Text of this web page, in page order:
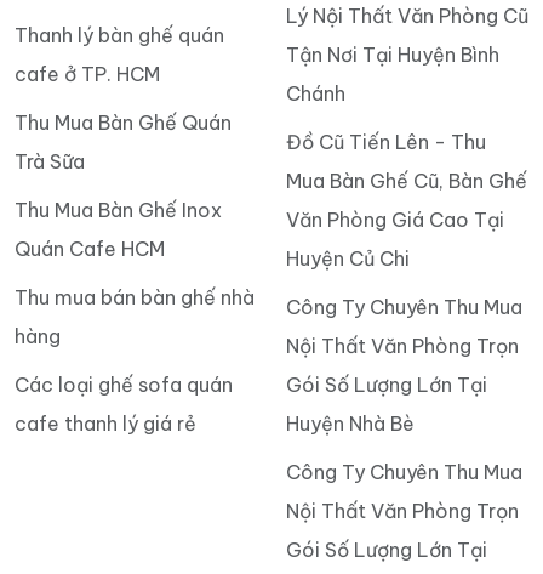
Thanh lý bàn ghế quán
cafe ở TP. HCM
Thu Mua Bàn Ghế Quán
Trà Sữa
Thu Mua Bàn Ghế Inox
Quán Cafe HCM
Thu mua bán bàn ghế nhà
hàng
Các loại ghế sofa quán
cafe thanh lý giá rẻ
Lý Nội Thất Văn Phòng Cũ
Tận Nơi Tại Huyện Bình
Chánh
Đồ Cũ Tiến Lên - Thu
Mua Bàn Ghế Cũ, Bàn Ghế
Văn Phòng Giá Cao Tại
Huyện Củ Chi
Công Ty Chuyên Thu Mua
Nội Thất Văn Phòng Trọn
Gói Số Lượng Lớn Tại
Huyện Nhà Bè
Công Ty Chuyên Thu Mua
Nội Thất Văn Phòng Trọn
Gói Số Lượng Lớn Tại